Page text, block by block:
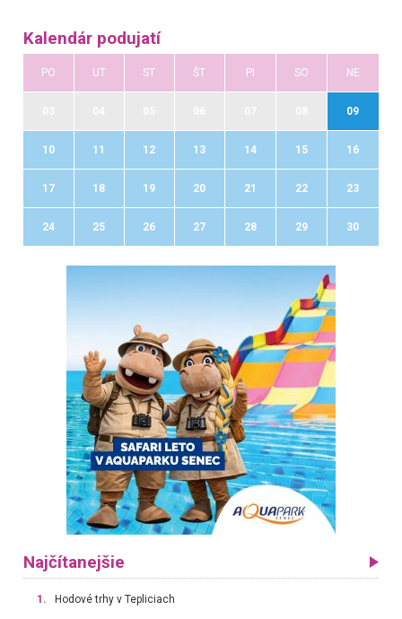
Kalendár podujatí
PO UT ST ŠT PI SO NE
09
10 11 12 13 14 15 16
17 18 19 20 21 22 23
24 25 26 27 28 29 30
Najčítanejšie
1. Hodové trhy v Tepliciach